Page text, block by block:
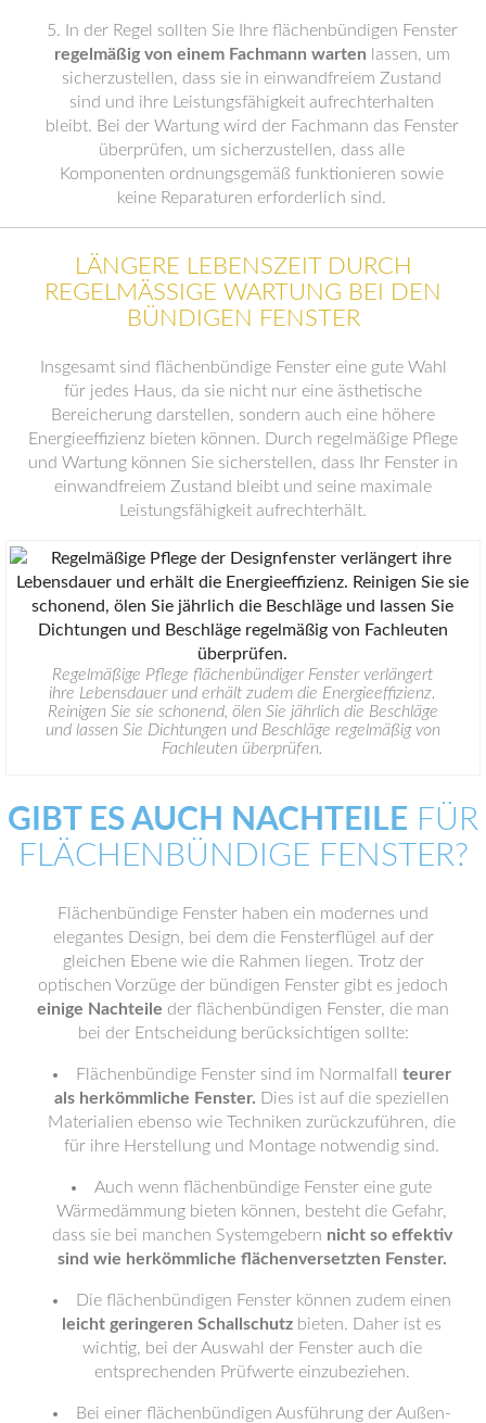
In der Regel sollten Sie Ihre flächenbündigen Fenster
regelmäßig von einem Fachmann warten lassen, um
sicherzustellen, dass sie in einwandfreiem Zustand
sind und ihre Leistungsfähigkeit aufrechterhalten
bleibt. Bei der Wartung wird der Fachmann das Fenster
überprüfen, um sicherzustellen, dass alle
Komponenten ordnungsgemäß funktionieren sowie
keine Reparaturen erforderlich sind.
LÄNGERE LEBENSZEIT DURCH
REGELMÄSSIGE WARTUNG BEI DEN B
ÜNDIGEN FENSTER
Insgesamt sind flächenbündige Fenster eine gute Wahl
für jedes Haus, da sie nicht nur eine ästhetische
Bereicherung darstellen, sondern auch eine höhere
Energieeffizienz bieten können. Durch regelmäßige Pflege
und Wartung können Sie sicherstellen, dass Ihr Fenster in
einwandfreiem Zustand bleibt und seine maximale
Leistungsfähigkeit aufrechterhält.
Regelmäßige Pflege flächenbündiger Fenster verlängert
ihre Lebensdauer und erhält zudem die Energieeffizienz.
Reinigen Sie sie schonend, ölen Sie jährlich die Beschläge
und lassen Sie Dichtungen und Beschläge regelmäßig von
Fachleuten überprüfen.
GIBT ES AUCH NACHTEILE FÜR
FLÄCHENBÜNDIGE FENSTER?
Flächenbündige Fenster haben ein modernes und
elegantes Design, bei dem die Fensterflügel auf der
gleichen Ebene wie die Rahmen liegen. Trotz der
optischen Vorzüge der bündigen Fenster gibt es jedoch
einige Nachteile der flächenbündigen Fenster, die man
bei der Entscheidung berücksichtigen sollte:
Flächenbündige Fenster sind im Normalfall teurer
als herkömmliche Fenster. Dies ist auf die speziellen
Materialien ebenso wie Techniken zurückzuführen, die
für ihre Herstellung und Montage notwendig sind.
Auch wenn flächenbündige Fenster eine gute
Wärmedämmung bieten können, besteht die Gefahr,
dass sie bei manchen Systemgebern nicht so effektiv
sind wie herkömmliche flächenversetzten Fenster.
Die flächenbündigen Fenster können zudem einen
leicht geringeren Schallschutz bieten. Daher ist es
wichtig, bei der Auswahl der Fenster auch die
entsprechenden Prüfwerte einzubeziehen.
Bei einer flächenbündigen Ausführung der Außen-